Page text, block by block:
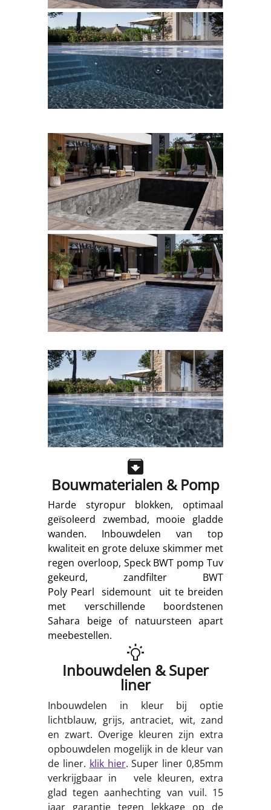
Bouwmaterialen & Pomp
Harde styropur blokken, optimaal
geïsoleerd zwembad, mooie gladde
wanden. Inbouwdelen van top
kwaliteit en grote deluxe skimmer met
regen overloop, Speck BWT pomp Tuv
gekeurd, zandfilter BWT
Poly Pearl sidemount uit te breiden
met verschillende boordstenen
Sahara beige of natuursteen apart
meebestellen.
Inbouwdelen & Super
liner
Inbouwdelen in kleur bij optie
lichtblauw, grijs, antraciet, wit, zand
en zwart. Overige kleuren zijn extra
opbouwdelen mogelijk in de kleur van
de liner. klik hier. Super liner 0,85mm
verkrijgbaar in vele kleuren, extra
glad tegen aanhechting van vuil. 15
jaar garantie tegen lekkage op de